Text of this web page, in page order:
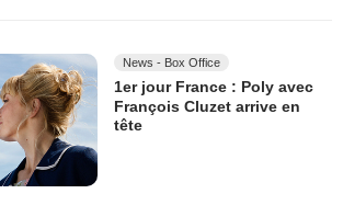
News - Box Office
1er jour France : Poly avec
François Cluzet arrive en
tête